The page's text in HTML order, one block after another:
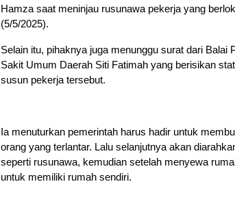
Hamza saat meninjau rusunawa pekerja yang
(5/5/2025).
Selain itu, pihaknya juga menunggu surat dari Balai
Sakit Umum Daerah Siti Fatimah yang berisikan
susun pekerja tersebut.
Ia menuturkan pemerintah harus hadir untuk
orang yang terlantar. Lalu selanjutnya akan
seperti rusunawa, kemudian setelah menyewa
untuk memiliki rumah sendiri.